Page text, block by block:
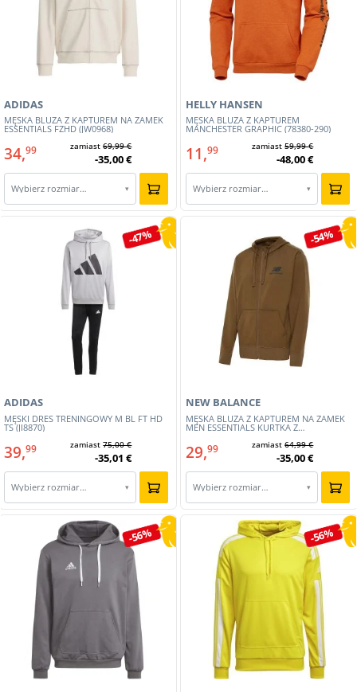
MĘSKA BLUZA Z KAPTUREM NA ZAMEK
ESSENTIALS FZHD (JW0968)
ADIDAS
34,99 zamiast69,99 €
-35,00 €
Wybierz rozmiar… ▾
MĘSKA BLUZA Z KAPTUREM
MANCHESTER GRAPHIC (78380-290)
HELLY HANSEN
11,99 zamiast59,99 €
-48,00 €
Wybierz rozmiar… ▾
-47%
MĘSKI DRES TRENINGOWY M BL FT HD
TS (JI8870)
ADIDAS
39,99 zamiast75,00 €
-35,01 €
Wybierz rozmiar… ▾
-54%
MĘSKA BLUZA Z KAPTUREM NA ZAMEK
MEN ESSENTIALS KURTKA Z
NEW BALANCE
29,99 zamiast64,99 €
-35,00 €
Wybierz rozmiar… ▾
-56% -56%